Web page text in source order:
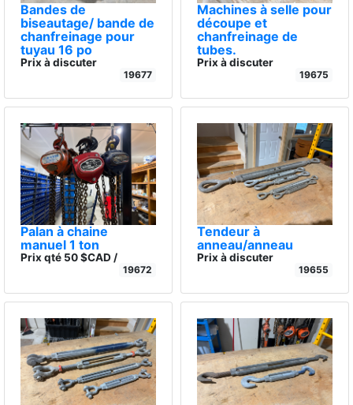
Bandes de
biseautage/ bande de
chanfreinage pour
tuyau 16 po
Prix à discuter
19677
Machines à selle pour
découpe et
chanfreinage de
tubes.
Prix à discuter
19675
Palan à chaine
manuel 1 ton
Prix qté 50 $CAD /
19672
Tendeur à
anneau/anneau
Prix à discuter
19655